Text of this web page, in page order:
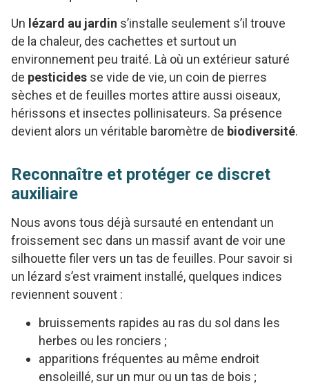
Un lézard au jardin s’installe seulement s’il trouve
de la chaleur, des cachettes et surtout un
environnement peu traité. Là où un extérieur saturé
de pesticides se vide de vie, un coin de pierres
sèches et de feuilles mortes attire aussi oiseaux,
hérissons et insectes pollinisateurs. Sa présence
devient alors un véritable baromètre de biodiversité.
Reconnaître et protéger ce discret
auxiliaire
Nous avons tous déjà sursauté en entendant un
froissement sec dans un massif avant de voir une
silhouette filer vers un tas de feuilles. Pour savoir si
un lézard s’est vraiment installé, quelques indices
reviennent souvent :
bruissements rapides au ras du sol dans les
herbes ou les ronciers ;
apparitions fréquentes au même endroit
ensoleillé, sur un mur ou un tas de bois ;